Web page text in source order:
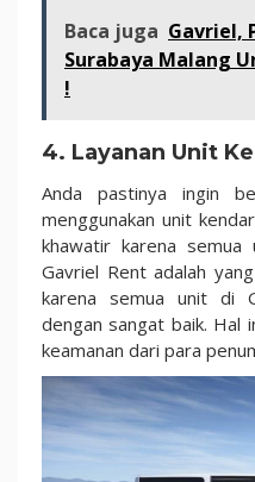
Baca juga Gavriel,
Surabaya Malang
!
4. Layanan Unit
Anda pastinya ingin
menggunakan unit
khawatir karena
Gavriel Rent adalah
karena semua unit di
dengan sangat baik. Hal
keamanan dari para